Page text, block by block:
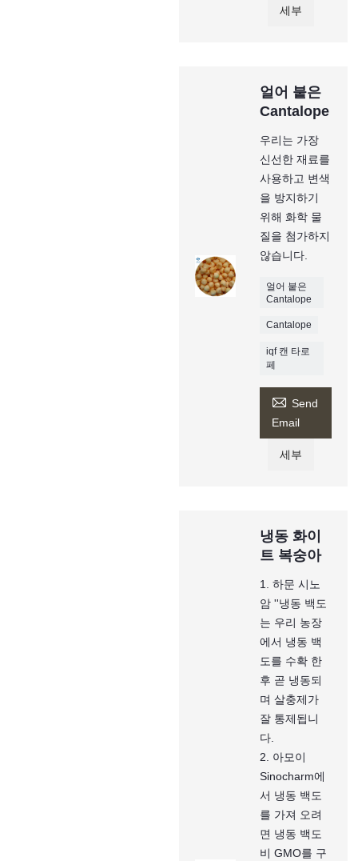
세부
얼어 붙은
Cantalope
우리는 가장
신선한 재료를
사용하고 변색
을 방지하기
위해 화학 물
질을 첨가하지
않습니다.
얼어 붙은
Cantalope
Cantalope
iqf 캔 타로
페
 Send
Email
세부
냉동 화이
트 복숭아
1. 하문 시노
암 ''냉동 백도
는 우리 농장
에서 냉동 백
도를 수확 한
후 곧 냉동되
며 살충제가
잘 통제됩니
다.
2. 아모이
Sinocharm에
서 냉동 백도
를 가져 오려
면 냉동 백도
비 GMO를 구